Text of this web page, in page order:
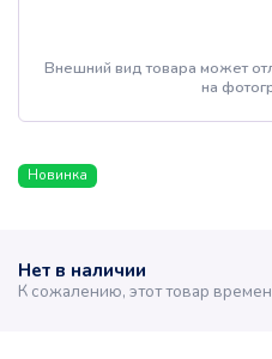
Внешний вид товара может
на
Новинка
Нет в наличии
К сожалению, этот товар